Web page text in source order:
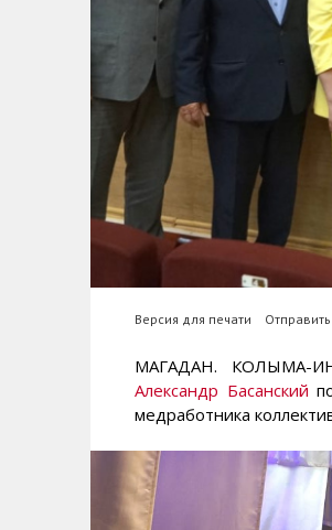
Версия для печати
МАГАДАН. КОЛЫМА-
Александр Басанский
медработника